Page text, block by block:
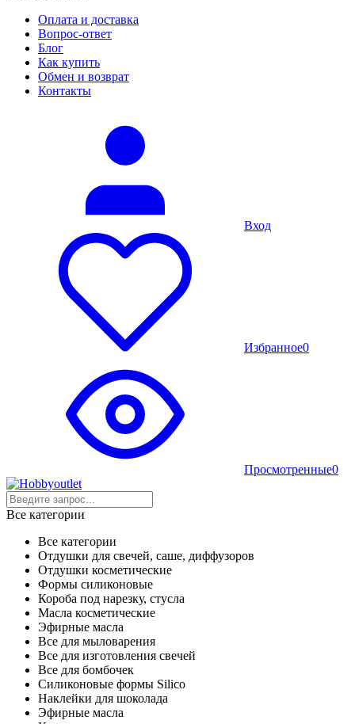
Оплата и доставка
Вопрос-ответ
Блог
Как купить
Обмен и возврат
Контакты
Вход
Избранное0
Просмотренные0
Все категории
Все категории
Отдушки для свечей, саше, диффузоров
Отдушки косметические
Формы силиконовые
Короба под нарезку, стусла
Масла косметические
Эфирные масла
Все для мыловарения
Все для изготовления свечей
Все для бомбочек
Силиконовые формы Silico
Наклейки для шоколада
Эфирные масла